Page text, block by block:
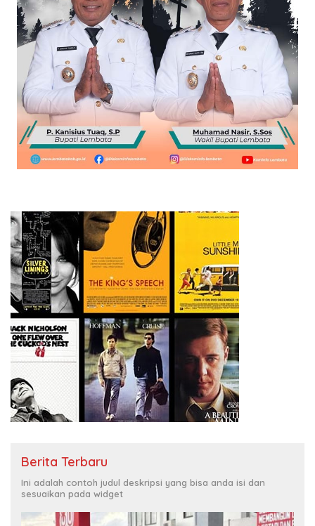
Berita Terbaru
Ini adalah contoh judul deskripsi yang bisa anda isi dan
sesuaikan pada widget